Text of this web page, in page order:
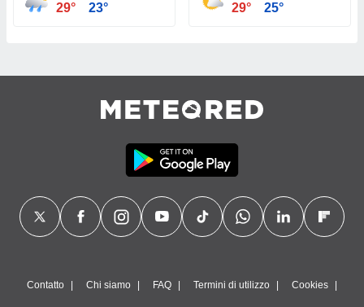
29° 23° 29° 25°
Contatto Chi siamo FAQ Termini di utilizzo Cookies